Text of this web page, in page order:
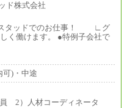
スタッドでのお仕事！ ∟グ
く働けます。 ●特例子会社で
可)・中途
2）人材コーディネータ